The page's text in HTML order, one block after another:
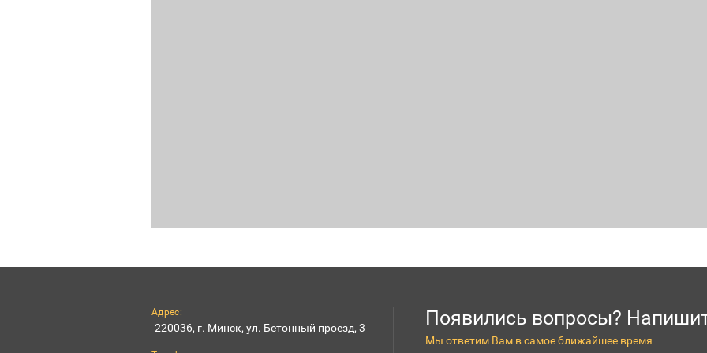
Адрес:
220036, г. Минск, ул. Бетонный проезд, 3 Появились вопросы?
Мы ответим Вам в самое ближайшее время